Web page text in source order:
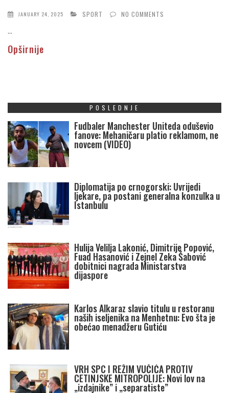
JANUARY 24, 2025 SPORT NO COMMENTS
...
Opširnije
POSLEDNJE
Fudbaler Manchester Uniteda oduševio
fanove: Mehaničaru platio reklamom, ne
novcem (VIDEO)
Diplomatija po crnogorski: Uvrijedi
ljekare, pa postani generalna konzulka u
Istanbulu
Hulija Velilja Lakonić, Dimitrije Popović,
Fuad Hasanović i Zejnel Zeka Šabović
dobitnici nagrada Ministarstva
dijaspore
Karlos Alkaraz slavio titulu u restoranu
naših iseljenika na Menhetnu: Evo šta je
obećao menadžeru Gutiću
VRH SPC I REŽIM VUČIĆA PROTIV
CETINJSKE MITROPOLIJE: Novi lov na
„izdajnike” i „separatiste”